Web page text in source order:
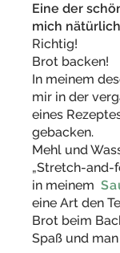
Eine der
mich
Richtig!
Brot backen!
In meinem
mir in der
eines
gebacken.
Mehl und
„Stretch-and-
in meinem
eine Art den
Brot beim
Spaß und